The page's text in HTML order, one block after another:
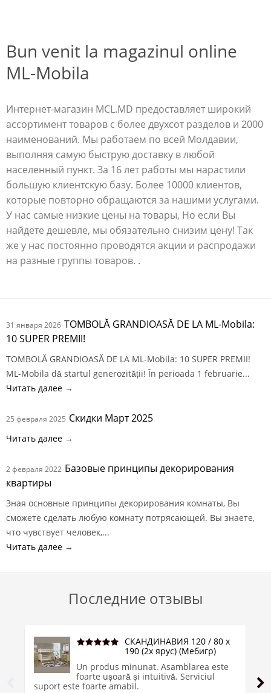
Bun venit la magazinul online
ML-Mobila
Интернет-магазин MCL.MD предоставляет широкий
ассортимент товаров c более двухсот разделов и 2000
наименований. Мы работаем по всей Молдавии,
выполняя самую быструю доставку в любой
населенный пункт. За 16 лет работы мы нарастили
большую клиентскую базу. Более 10000 клиентов,
которые повторно обращаются за нашими услугами.
У нас самые низкие цены на товары, Но если Вы
найдете дешевле, мы обязательно снизим цену! Так
же у нас постоянно проводятся акции и распродажи
на разные группы товаров. .
31 января 2026 TOMBOLĂ GRANDIOASĂ DE LA ML-Mobila:
10 SUPER PREMII!
TOMBOLĂ GRANDIOASĂ DE LA ML-Mobila: 10 SUPER PREMII!
ML-Mobila dă startul generozității! În perioada 1 februarie...
Читать далее →
25 февраля 2025 Скидки Март 2025
Читать далее →
2 февраля 2022 Базовые принципы декорирования
квартиры
Зная основные принципы декорирования комнаты, Вы
сможете сделать любую комнату потрясающей. Вы знаете,
что чувствует человек,...
Читать далее →
Последние отзывы
СКАНДИНАВИЯ 120 / 80 х
190 (2х ярус) (Мебигр)
Un produs minunat. Asamblarea este
foarte ușoară și intuitivă. Serviciul
suport este foarte amabil.